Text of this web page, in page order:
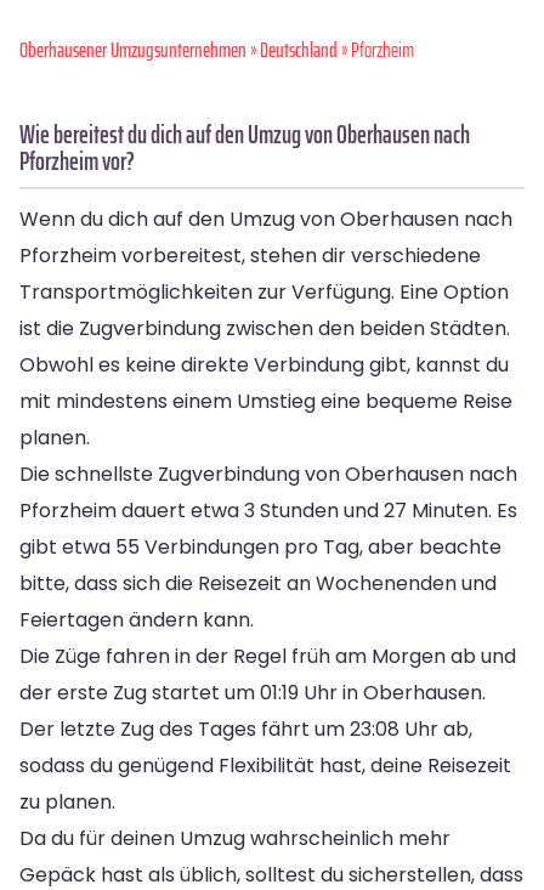
Oberhausener Umzugsunternehmen»Deutschland» Pforzheim
Wie bereitest du dich auf den Umzug von Oberhausen nach
Pforzheim vor?
Wenn du dich auf den Umzug von Oberhausen nach
Pforzheim vorbereitest, stehen dir verschiedene
Transportmöglichkeiten zur Verfügung. Eine Option
ist die Zugverbindung zwischen den beiden Städten.
Obwohl es keine direkte Verbindung gibt, kannst du
mit mindestens einem Umstieg eine bequeme Reise
planen.
Die schnellste Zugverbindung von Oberhausen nach
Pforzheim dauert etwa 3 Stunden und 27 Minuten. Es
gibt etwa 55 Verbindungen pro Tag, aber beachte
bitte, dass sich die Reisezeit an Wochenenden und
Feiertagen ändern kann.
Die Züge fahren in der Regel früh am Morgen ab und
der erste Zug startet um 01:19 Uhr in Oberhausen.
Der letzte Zug des Tages fährt um 23:08 Uhr ab,
sodass du genügend Flexibilität hast, deine Reisezeit
zu planen.
Da du für deinen Umzug wahrscheinlich mehr
Gepäck hast als üblich, solltest du sicherstellen, dass